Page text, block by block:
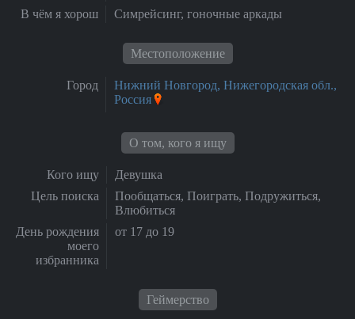
В чём я хорош
Симрейсинг, гоночные аркады
Местоположение
Город
Нижний Новгород, Нижегородская обл.,
Россия
О том, кого я ищу
Кого ищу
Девушка
Цель поиска
Пообщаться, Поиграть, Подружиться,
Влюбиться
День рождения
моего
избранника
от 17 до 19
Геймерство